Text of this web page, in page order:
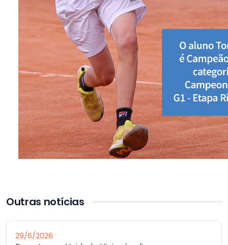
Outras notícias
29/6/2026